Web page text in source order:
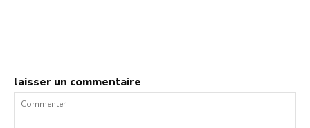
laisser un commentaire